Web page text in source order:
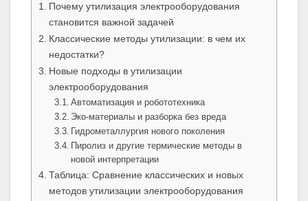
Почему утилизация электрооборудования
становится важной задачей
Классические методы утилизации: в чем их
недостатки?
Новые подходы в утилизации
электрооборудования
Автоматизация и робототехника
Эко-материалы и разборка без вреда
Гидрометаллургия нового поколения
Пиролиз и другие термические методы в
новой интерпретации
Таблица: Сравнение классических и новых
методов утилизации электрооборудования